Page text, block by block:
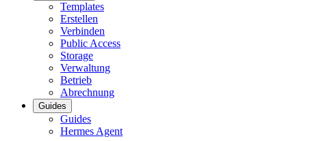
Templates
Erstellen
Verbinden
Public Access
Storage
Verwaltung
Betrieb
Abrechnung
Guides
Guides
Hermes Agent